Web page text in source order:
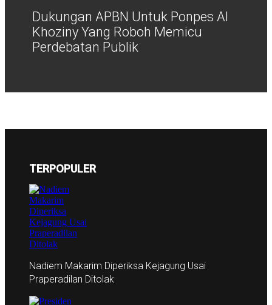
Dukungan APBN Untuk Ponpes Al
Khoziny Yang Roboh Memicu
Perdebatan Publik
TERPOPULER
Nadiem Makarim Diperiksa Kejagung Usai
Praperadilan Ditolak